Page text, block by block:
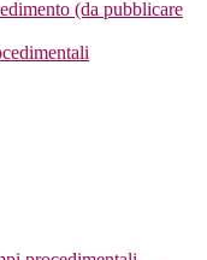
(da pubblicare